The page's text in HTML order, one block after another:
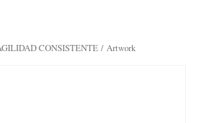
CONSISTENTE/ Artwork